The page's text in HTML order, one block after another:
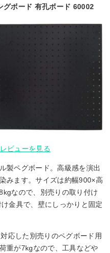
グボード 有孔ボード 60002
ビューを見る
製ペグボード。高級感を演出
みます。サイズは約幅900×高
なので、別売りの取り付け
金具で、壁にしっかりと固定
応した別売りのペグボード用
重が7kgなので、工具などや